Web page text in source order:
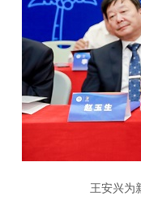
王安兴为